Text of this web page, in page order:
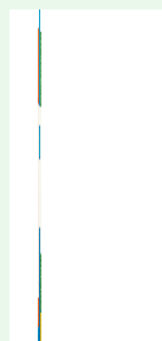
содержимому